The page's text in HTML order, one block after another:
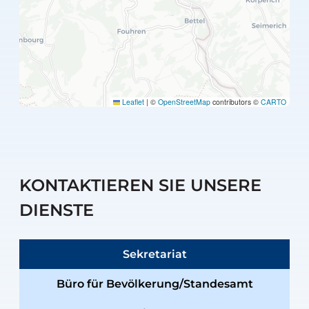
Leaflet | © OpenStreetMap contributors © CARTO
KONTAKTIEREN SIE UNSERE
DIENSTE
Sekretariat
Büro für Bevölkerung/Standesamt